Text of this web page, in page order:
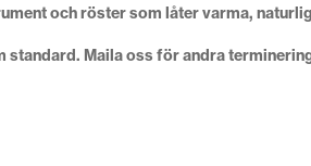
och röster som låter varma,
standard. Maila oss för andra